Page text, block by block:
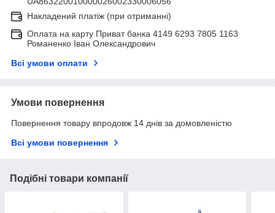
Накладений платіж (при отриманні)
Оплата на карту Приват банка 4149 6293 7805 1163
Романенко Іван Олександрович
Всі умови оплати
Умови повернення
Повернення товару впродовж 14 днів за домовленістю
Всі умови повернення
Подібні товари компанії